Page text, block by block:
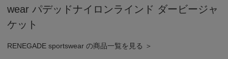
wear パデッドナイロンラインド ダービージャ
ケット
RENEGADE sportswear の商品一覧を見る ＞